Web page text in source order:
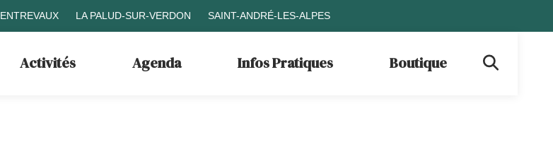
ENTREVAUX LA PALUD-SUR-VERDON SAINT-ANDRÉ-LES-ALPES
Activités Agenda Infos Pratiques Boutique